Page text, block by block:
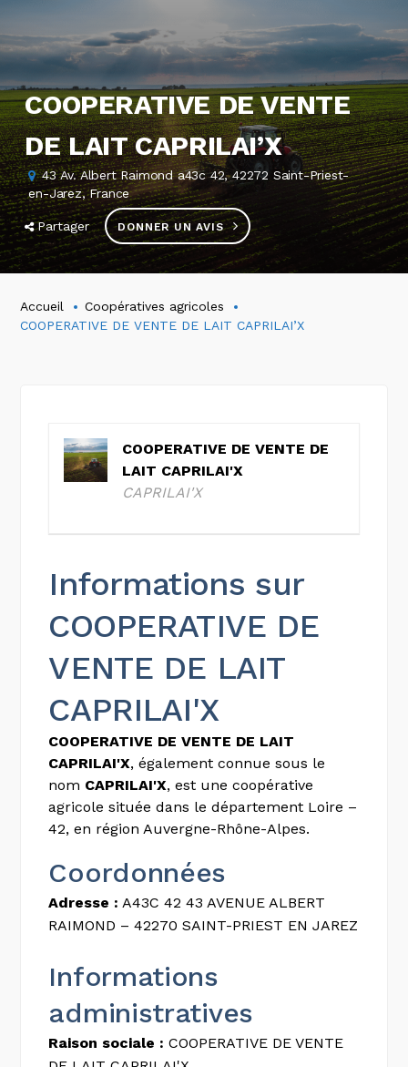
COOPERATIVE DE VENTE
DE LAIT CAPRILAI’X
43 Av. Albert Raimond a43c 42, 42272 Saint-Priest-
en-Jarez, France
Partager DONNER UN AVIS
Accueil
Coopératives agricoles
COOPERATIVE DE VENTE DE LAIT CAPRILAI’X
COOPERATIVE DE VENTE DE
LAIT CAPRILAI'X
CAPRILAI'X
Informations sur
COOPERATIVE DE
VENTE DE LAIT
CAPRILAI'X
COOPERATIVE DE VENTE DE LAIT
CAPRILAI'X, également connue sous le
nom CAPRILAI'X, est une coopérative
agricole située dans le département Loire –
42, en région Auvergne-Rhône-Alpes.
Coordonnées
Adresse : A43C 42 43 AVENUE ALBERT
RAIMOND – 42270 SAINT-PRIEST EN JAREZ
Informations
administratives
Raison sociale : COOPERATIVE DE VENTE